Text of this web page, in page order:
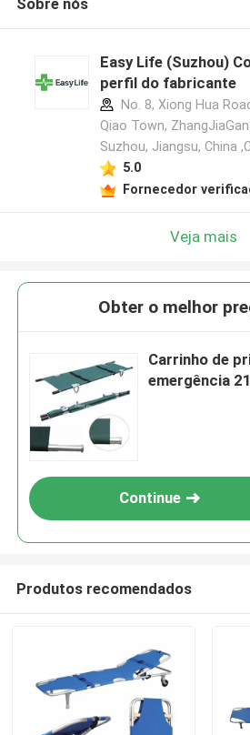
Sobre nós
Easy Life (Suzhou)
perfil do fabricante
No. 8, Xiong Hua
Qiao Town,
Suzhou, Jiangsu, China
5.0
Fornecedor
Veja mais
Obter o melhor
Carrinho de
emergência
Continue
Produtos recomendados